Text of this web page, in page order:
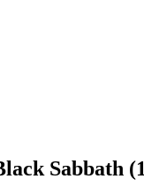
Sabbath